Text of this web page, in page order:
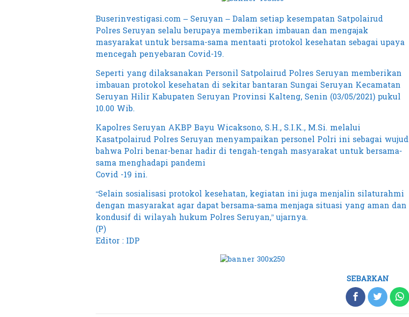
Buserinvestigasi.com – Seruyan – Dalam setiap kesempatan Satpolairud
Polres Seruyan selalu berupaya memberikan imbauan dan mengajak
masyarakat untuk bersama-sama mentaati protokol kesehatan sebagai upaya
mencegah penyebaran Covid-19.
Seperti yang dilaksanakan Personil Satpolairud Polres Seruyan memberikan
imbauan protokol kesehatan di sekitar bantaran Sungai Seruyan Kecamatan
Seruyan Hilir Kabupaten Seruyan Provinsi Kalteng, Senin (03/05/2021) pukul
10.00 Wib.
Kapolres Seruyan AKBP Bayu Wicaksono, S.H., S.I.K., M.Si. melalui
Kasatpolairud Polres Seruyan menyampaikan personel Polri ini sebagai wujud
bahwa Polri benar-benar hadir di tengah-tengah masyarakat untuk bersama-
sama menghadapi pandemi
Covid -19 ini.
“Selain sosialisasi protokol kesehatan, kegiatan ini juga menjalin silaturahmi
dengan masyarakat agar dapat bersama-sama menjaga situasi yang aman dan
kondusif di wilayah hukum Polres Seruyan,” ujarnya.
(P)
Editor : IDP
SEBARKAN